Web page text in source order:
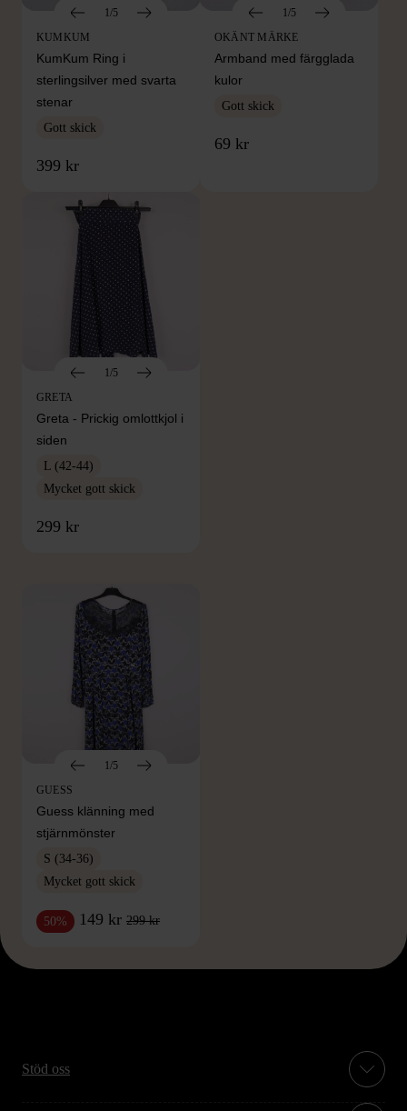
1/5
KUMKUM
KumKum Ring i
sterlingsilver med svarta
stenar
Gott skick
399 kr
1/5
OKÄNT MÄRKE
Armband med färgglada
kulor
Gott skick
69 kr
1/5
GRETA
Greta - Prickig omlottkjol i
siden
L (42-44)
Mycket gott skick
299 kr
FRÅN SAMMA VARUMÄRKE
1/5
GUESS
Guess klänning med
stjärnmönster
S (34-36)
Mycket gott skick
50% 149 kr 299 kr
Stöd oss